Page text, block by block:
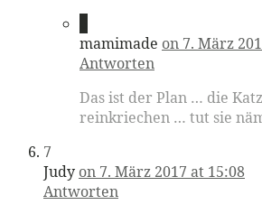
mamimade on 7. März
Antworten
Das ist der Plan … die
reinkriechen … tut sie
7
Judy on 7. März 2017 at 15:08
Antworten